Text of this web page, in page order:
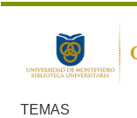
TEMAS